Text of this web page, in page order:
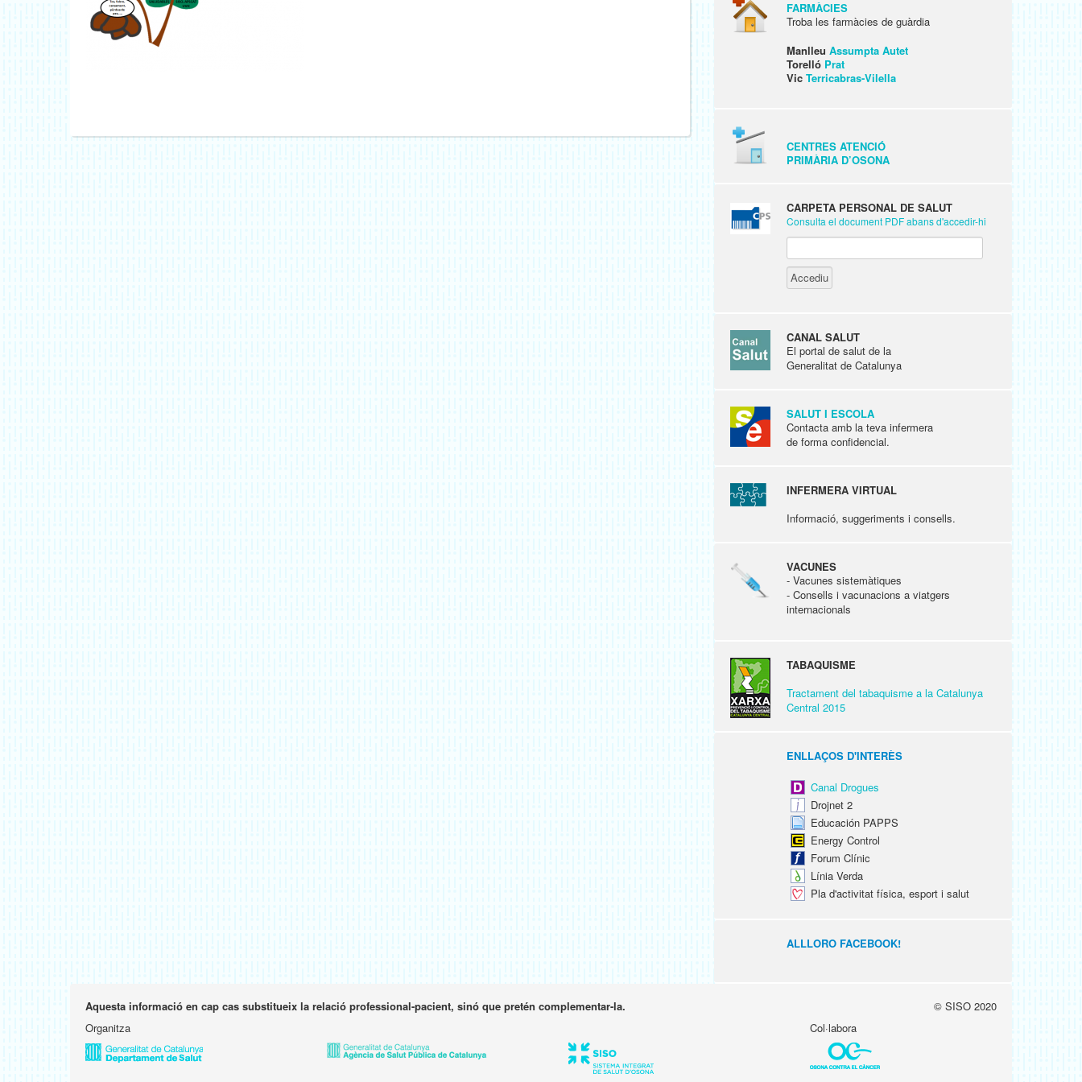
FARMÀCIES
Troba les farmàcies de guàrdia
Manlleu Assumpta Autet
Torelló Prat
Vic Terricabras-Vilella
CENTRES ATENCIÓ
PRIMÀRIA D’OSONA
CARPETA PERSONAL DE SALUT
Consulta el document PDF abans d'accedir-hi
CANAL SALUT
El portal de salut de la
Generalitat de Catalunya
SALUT I ESCOLA
Contacta amb la teva infermera
de forma confidencial.
INFERMERA VIRTUAL
Informació, suggeriments i consells.
VACUNES
- Vacunes sistemàtiques
- Consells i vacunacions a viatgers
internacionals
TABAQUISME
Tractament del tabaquisme a la Catalunya
Central 2015
ENLLAÇOS D'INTERÈS
Canal Drogues
Drojnet 2
Educación PAPPS
Energy Control
Forum Clínic
Línia Verda
Pla d'activitat física, esport i salut
ALLLORO FACEBOOK!
Aquesta informació en cap cas substitueix la relació professional-pacient, sinó que pretén complementar-la.
© SISO 2020
Organitza
Col·labora